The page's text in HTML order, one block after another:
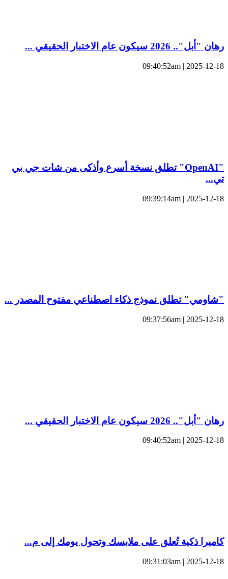
رهان "أبل".. 2026 سيكون عام الاختبار الحقيقي ...
2025-12-18 | 09:40:52am
"OpenAI" تطلق نسخة أسرع وأذكى من شات جي بي
تي...
2025-12-18 | 09:39:14am
"شاومي" تطلق نموذج ذكاء اصطناعي مفتوح المصدر ...
2025-12-18 | 09:37:56am
رهان "أبل".. 2026 سيكون عام الاختبار الحقيقي ...
2025-12-18 | 09:40:52am
كاميرا ذكية تُعلق على ملابسك وتحول يومك إلى م...
2025-12-18 | 09:31:03am